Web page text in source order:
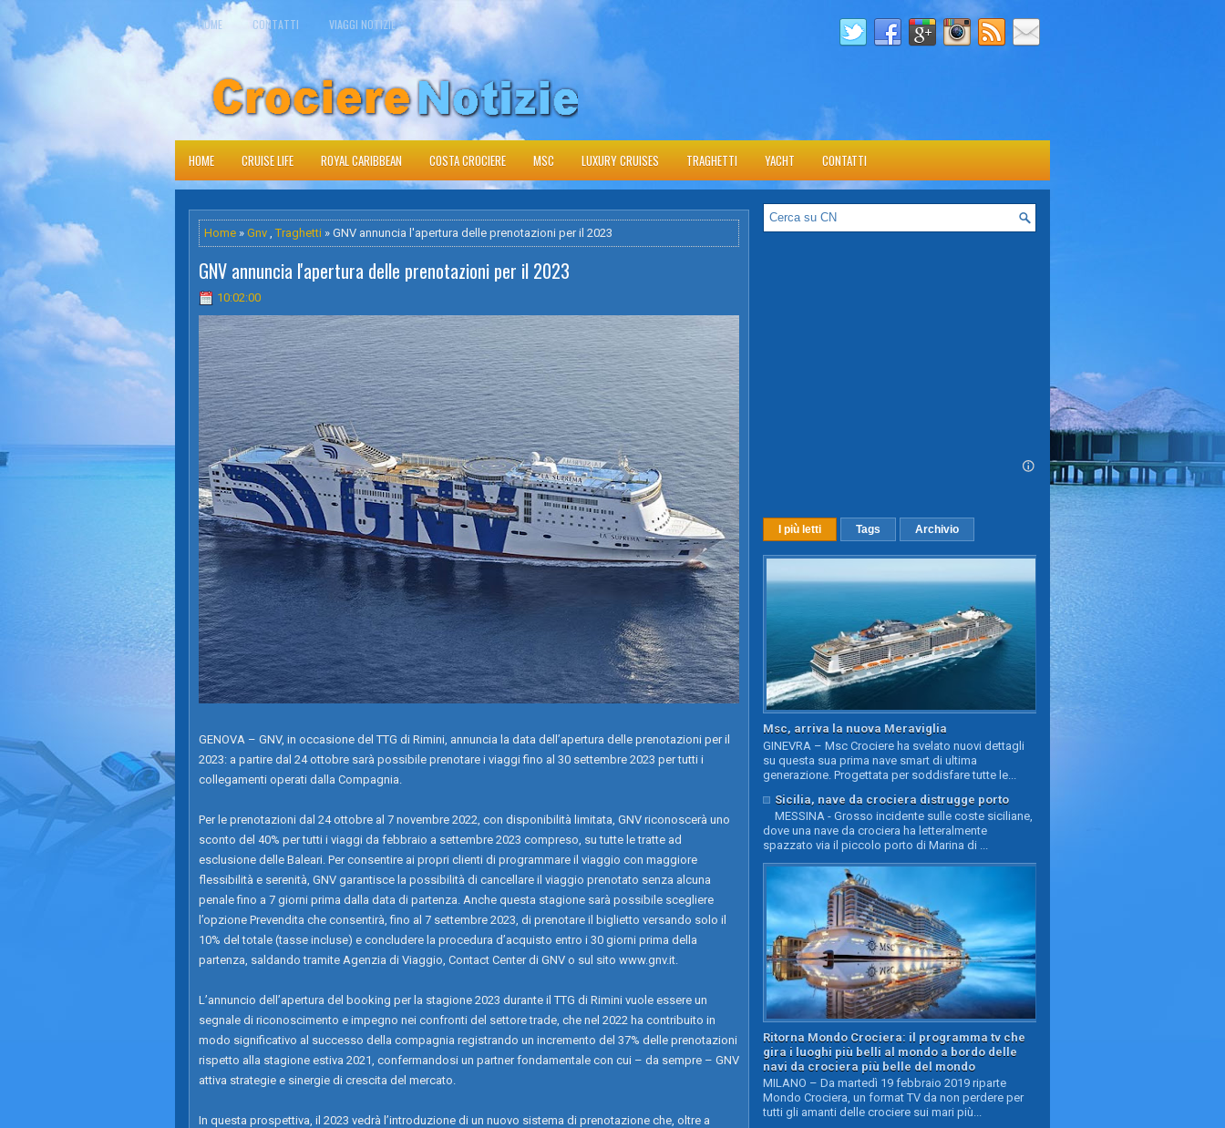
HOME CONTATTI VIAGGI NOTIZIE
HOME CRUISE LIFE ROYAL CARIBBEAN COSTA CROCIERE MSC LUXURY CRUISES TRAGHETTI YACHT CONTATTI
Home » Gnv ,Traghetti » GNV annuncia l'apertura delle prenotazioni per il 2023
GNV annuncia l'apertura delle prenotazioni per il 2023
10:02:00
GENOVA – GNV, in occasione del TTG di Rimini, annuncia la data dell’apertura delle prenotazioni per il
2023: a partire dal 24 ottobre sarà possibile prenotare i viaggi fino al 30 settembre 2023 per tutti i
collegamenti operati dalla Compagnia.
Per le prenotazioni dal 24 ottobre al 7 novembre 2022, con disponibilità limitata, GNV riconoscerà uno
sconto del 40% per tutti i viaggi da febbraio a settembre 2023 compreso, su tutte le tratte ad
esclusione delle Baleari. Per consentire ai propri clienti di programmare il viaggio con maggiore
flessibilità e serenità, GNV garantisce la possibilità di cancellare il viaggio prenotato senza alcuna
penale fino a 7 giorni prima dalla data di partenza. Anche questa stagione sarà possibile scegliere
l’opzione Prevendita che consentirà, fino al 7 settembre 2023, di prenotare il biglietto versando solo il
10% del totale (tasse incluse) e concludere la procedura d’acquisto entro i 30 giorni prima della
partenza, saldando tramite Agenzia di Viaggio, Contact Center di GNV o sul sito www.gnv.it.
L’annuncio dell’apertura del booking per la stagione 2023 durante il TTG di Rimini vuole essere un
segnale di riconoscimento e impegno nei confronti del settore trade, che nel 2022 ha contribuito in
modo significativo al successo della compagnia registrando un incremento del 37% delle prenotazioni
rispetto alla stagione estiva 2021, confermandosi un partner fondamentale con cui – da sempre – GNV
attiva strategie e sinergie di crescita del mercato.
In questa prospettiva, il 2023 vedrà l’introduzione di un nuovo sistema di prenotazione che, oltre a
I più letti Tags Archivio
Msc, arriva la nuova Meraviglia
GINEVRA – Msc Crociere ha svelato nuovi dettagli
su questa sua prima nave smart di ultima
generazione. Progettata per soddisfare tutte le...
Sicilia, nave da crociera distrugge porto
MESSINA - Grosso incidente sulle coste siciliane,
dove una nave da crociera ha letteralmente
spazzato via il piccolo porto di Marina di ...
Ritorna Mondo Crociera: il programma tv che
gira i luoghi più belli al mondo a bordo delle
navi da crociera più belle del mondo
MILANO – Da martedì 19 febbraio 2019 riparte
Mondo Crociera, un format TV da non perdere per
tutti gli amanti delle crociere sui mari più...